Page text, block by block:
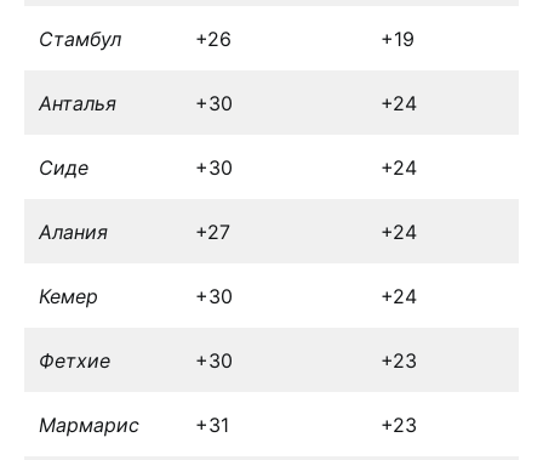
Стамбул +26 +19
Анталья +30 +24
Сиде +30 +24
Алания +27 +24
Кемер +30 +24
Фетхие +30 +23
Мармарис +31 +23